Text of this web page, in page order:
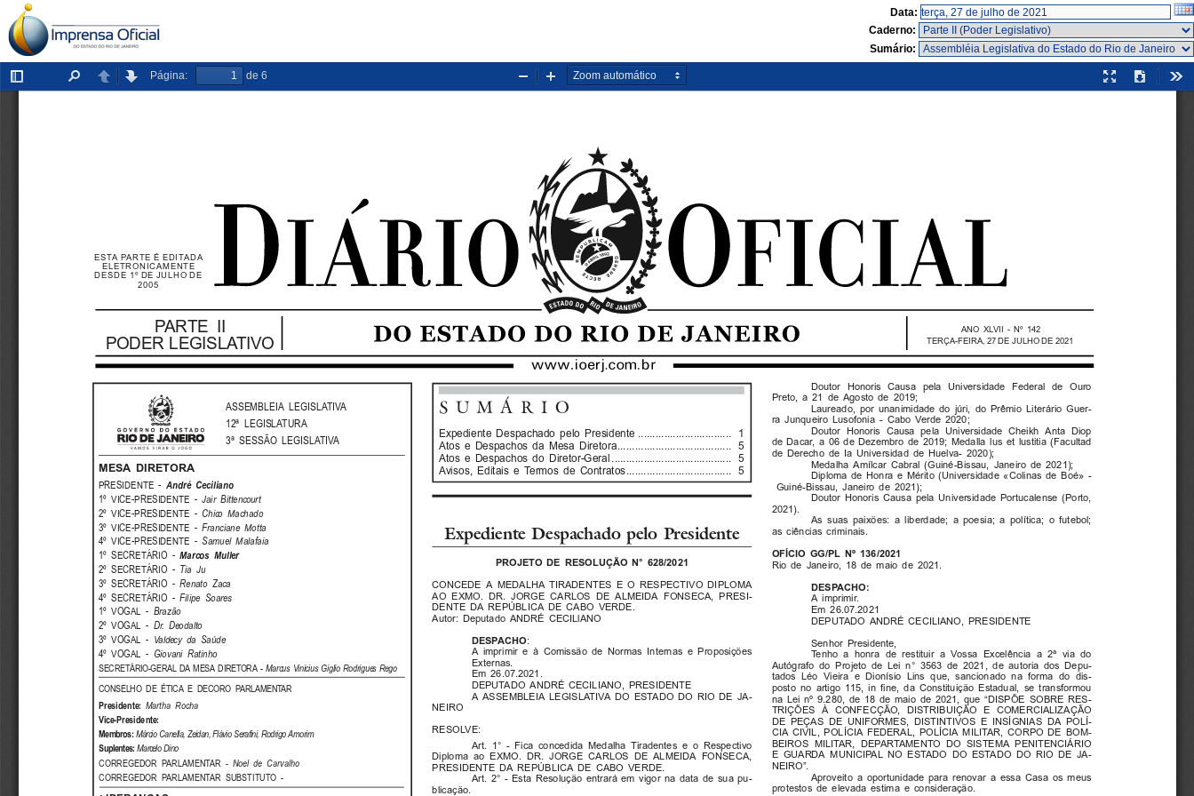
Data:
Caderno:
Sumário:
Exibir/ocultar
painel
LocalizarAnteriorPróxima
Página: de 6
Modo
de
Download
Diminuir
zoom
Aumentar
zoom
PARTE  II
PODER LEGISLATIVO
ESTA PARTE É EDITADA
ELETRONICAMENTE
DESDE 1º DE JULHO DE
2005
ANO  X LV I I   -  Nº  142
TERÇA-FEIRA, 27 DE  JULHO DE 2021
ASSEMBLEIA LEGISLATIVA
12ª LEGISLATURA
3ª SESSÃO LEGISLATIVA
MESA  DIRETORA
PRESIDENTE - André  Ceciliano
1º VICE-PRESIDENTE - Jair Bittencourt
2º VICE-PRESIDENTE - Chico Machado
3º VICE-PRESIDENTE - Franciane Motta
4º VICE-PRESIDENTE - Samuel Malafaia
1º SECRETÁRIO - Marcos  Muller
2º SECRETÁRIO - Tia Ju
3º SECRETÁRIO - Renato Zaca
4º SECRETÁRIO - Filipe Soares
1º VOGAL - Brazão
2º VOGAL - Dr. Deodalto
3º VOGAL - Valdecy da Saúde
4º VOGAL - Giovani Ratinho
SECRETÁRIO-GERAL DA MESA DIRETORA -
Marcus Vinicius Giglio Rodrigues Rego
CONSELHO DE ÉTICA E DECORO PARLAMENTAR
Presidente: Martha Rocha
Vice-Presidente:
Membros: Márcio Canella, Zeidan, Flávio Serafini, Rodrigo Amorim
Suplentes: Marcelo Dino
CORREGEDOR PARLAMENTAR - Noel de Carvalho
CORREGEDOR PARLAMENTAR SUBSTITUTO -
SUMÁRIO
Expediente  Despachado  pelo  Presidente ................................   1
Atos  e  Despachos  da  Mesa  Diretora.......................................   5
Atos  e  Despachos  do  Diretor-Geral .........................................   5
Avisos,  Editais  e  Termos  de  Contratos....................................   5
Expediente Despachado pelo Presidente
PROJETO  DE  RESOLUÇÃO  N°  628/2021
CONCEDE  A  MEDALHA  TIRADENTES  E  O  RESPECTIVO  DIPLOMA
AO  EXMO.  DR.  JORGE  CARLOS  DE  ALMEIDA  FONSECA,  PRESI-
DENTE  DA  REPÚBLICA  DE  CABO  VERDE.
Autor:  Deputado  ANDRÉ  CECILlANO
D E S PA C H O :
A  imprimir  e  à  Comissão  de  Normas  Internas  e  Proposições
Externas.
Em  26.07.2021.
DEPUTADO  ANDRÉ  CECILIANO,  PRESIDENTE
A  ASSEMBLEIA  LEGISLATIVA  DO  ESTADO  DO  RIO  DE  JA-
NEIRO
R E S O LV E :
Art.  1°  -  Fica  concedida  Medalha  Tiradentes  e  o  Respectivo
Diploma  ao  EXMO.  DR.  JORGE  CARLOS  DE  ALMEIDA  FONSECA,
PRESIDENTE  DA  REPÚBLICA  DE  CABO  VERDE.
Art.  2°  -  Esta  Resolução  entrará  em  vigor  na  data  de  sua  pu-
blicação.
Doutor  Honoris  Causa  pela  Universidade  Federal  de  Ouro
Preto,  a  21  de  Agosto  de  2019;
Laureado,  por  unanimidade  do  júri,  do  Prêmio  Literário  Guer-
ra  Junqueiro  Lusofonia  -  Cabo  Verde  2020;
Doutor  Honoris  Causa  pela  Universidade  Cheikh  Anta  Diop
de  Dacar,  a  06  de  Dezembro  de  2019;  Medalla  lus  et  lustitia  (Facultad
de  Derecho  de  Ia  Universidad  de  Huelva-  2020);
Medalha  Amílcar  Cabral  (Guiné-Bissau,  Janeiro  de  2021);
Diploma  de  Honra  e  Mérito  (Universidade  «Colinas  de  Boé»  -
Guiné-Bissau,  Janeiro  de  2021);
Doutor  Honoris  Causa  pela  Universidade  Portucalense  (Porto,
2021).
As  suas  paixões:  a  liberdade;  a  poesia;  a  política;  o  futebol;
as  ciências  criminais.
OFÍCIO  GG/PL  Nº  136/2021
Rio  de  Janeiro,  18  de  maio  de  2021.
D E S PA C H O :
A  imprimir.
Em  26.07.2021
DEPUTADO  ANDRÉ  CECILIANO,  PRESIDENTE
Senhor  Presidente,
Tenho  a  honra  de  restituir  a  Vossa  Excelência  a  2ª  via  do
Autógrafo  do  Projeto  de  Lei  n°  3563  de  2021,  de  autoria  dos  Depu-
tados  Léo  Vieira  e  Dionísio  Lins  que,  sancionado  na  forma  do  dis-
posto  no  artigo  115,  in  fine,  da  Constituição  Estadual,  se  transformou
na  Lei  nº  9.280,  de  18  de  maio  de  2021,  que  “DISPÕE  SOBRE  RES-
TRIÇÕES  À  CONFECÇÃO,  DISTRIBUIÇÃO  E  COMERCIALIZAÇÃO
DE  PEÇAS  DE  UNIFORMES,  DISTINTIVOS  E  INSÍGNIAS  DA  POLÍ-
CIA  CIVIL,  POLÍCIA  FEDERAL,  POLÍCIA  MILITAR,  CORPO  DE  BOM-
BEIROS  MILITAR,  DEPARTAMENTO  DO  SISTEMA  PENITENCIÁRIO
E  GUARDA  MUNICIPAL  NO  ESTADO  DO  ESTADO  DO  RIO  DE  JA-
NEIRO”.
Aproveito  a  oportunidade  para  renovar  a  essa  Casa  os  meus
protestos  de  elevada  estima  e  consideração.